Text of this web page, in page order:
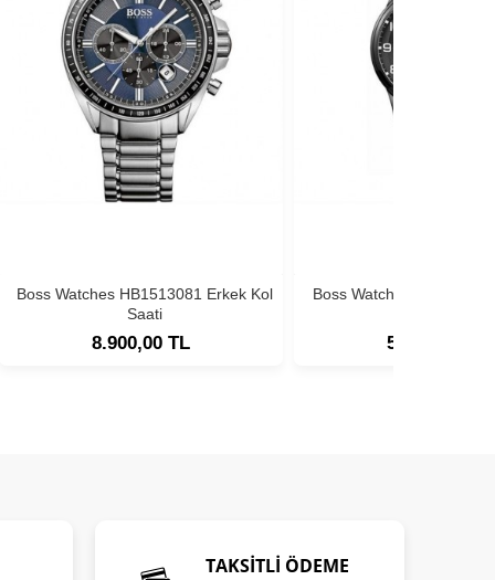
Boss Watches HB1513081 Erkek Kol
Saati
8.900,00 TL
Boss Watches
5.900,00 TL
TAKSİTLİ ÖDEME